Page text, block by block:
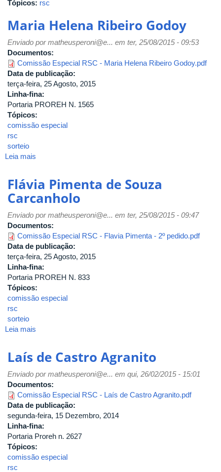
Tópicos: rsc
Maria Helena Ribeiro Godoy
Enviado pormatheusperoni@e... em ter, 25/08/2015 - 09:53
Documentos:
Comissão Especial RSC - Maria Helena Ribeiro Godoy.pdf
Data de publicação:
terça-feira, 25 Agosto, 2015
Linha-fina:
Portaria PROREH N. 1565
Tópicos:
comissão especial
rsc
sorteio
Leia mais
Ribeiro
Godoy
Flávia Pimenta de Souza
Carcanholo
Enviado pormatheusperoni@e... em ter, 25/08/2015 - 09:47
Documentos:
Comissão Especial RSC - Flavia Pimenta - 2º pedido.pdf
Data de publicação:
terça-feira, 25 Agosto, 2015
Linha-fina:
Portaria PROREH N. 833
Tópicos:
comissão especial
rsc
sorteio
Leia mais
de
Carcanholo
Laís de Castro Agranito
Enviado pormatheusperoni@e... em qui, 26/02/2015 - 15:01
Documentos:
Comissão Especial RSC - Laís de Castro Agranito.pdf
Data de publicação:
segunda-feira, 15 Dezembro, 2014
Linha-fina:
Portaria Proreh n. 2627
Tópicos:
comissão especial
rsc